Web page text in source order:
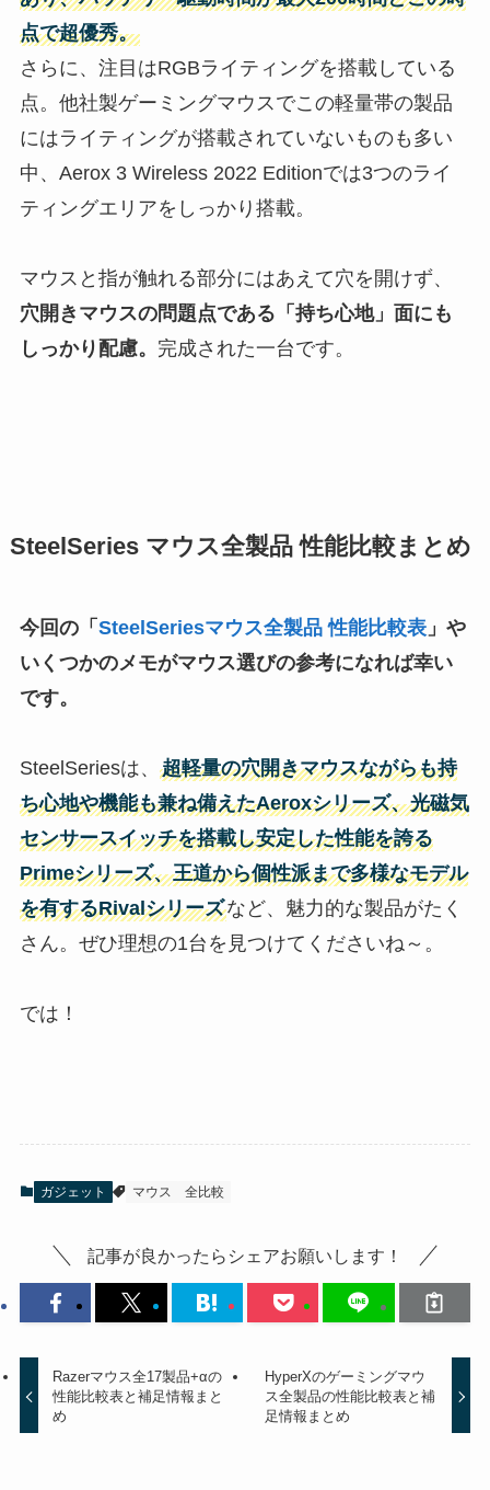
点で超優秀。
さらに、注目はRGBライティングを搭載している
点。他社製ゲーミングマウスでこの軽量帯の製品
にはライティングが搭載されていないものも多い
中、Aerox 3 Wireless 2022 Editionでは3つのライ
ティングエリアをしっかり搭載。
マウスと指が触れる部分にはあえて穴を開けず、
穴開きマウスの問題点である「持ち心地」面にも
しっかり配慮。 完成された一台です。
SteelSeries マウス全製品 性能比較まとめ
今回の「 SteelSeriesマウス全製品 性能比較表」や
いくつかのメモがマウス選びの参考になれば幸い
です。
SteelSeriesは、 超軽量の穴開きマウスながらも持
ち心地や機能も兼ね備えたAeroxシリーズ、光磁気
センサースイッチを搭載し安定した性能を誇る
Primeシリーズ、王道から個性派まで多様なモデル
を有するRivalシリーズなど、魅力的な製品がたく
さん。ぜひ理想の1台を見つけてくださいね～。
では！
ガジェット マウス 全比較
記事が良かったらシェアお願いします！
Razerマウス全17製品+αの
性能比較表と補足情報まと
め
HyperXのゲーミングマウ
ス全製品の性能比較表と補
足情報まとめ